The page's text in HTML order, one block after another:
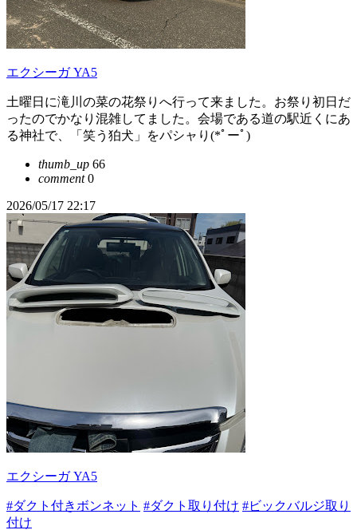
エクシーガ YA5
土曜日に滝川の菜の花祭りへ行って来ました。お祭り初日だ
ったのでかなり混雑してました。会場である道の駅近くにあ
る神社で、「笑う狛犬」をパシャり(*ﾟーﾟ)
thumb_up 66
comment0
2026/05/17 22:17
エクシーガ YA5
#ダクト付きボンネット #ダクト取り付け #ビックバルジ取り
付け